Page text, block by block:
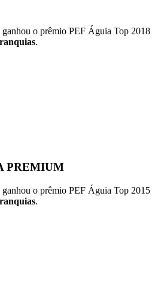
o prêmio PEF Águia Top 2018
.
PREMIUM
o prêmio PEF Águia Top 2015
.